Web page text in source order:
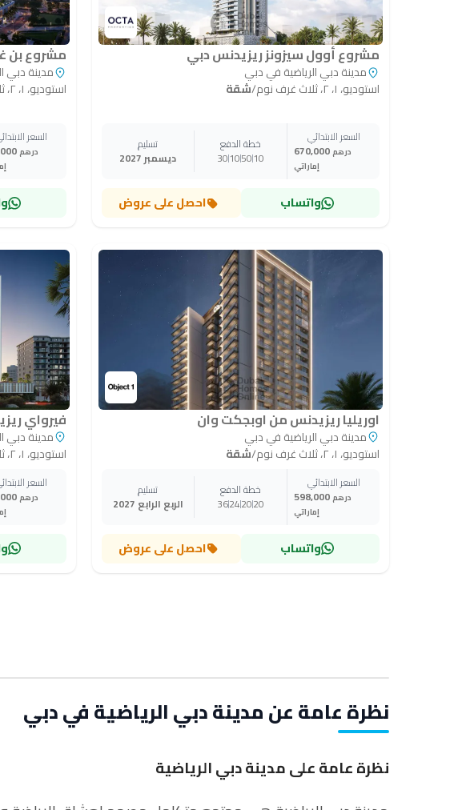
مشروع أوول سيزونز ريزيدنس دبي
مدينة دبي الرياضية في دبي
استوديو، ١، ٢، ثلاث غرف نوم
/شقة
السعر الابتدائي
670,000درهم
إماراتي
خطة الدفع
10
50
10
30
تسليم
ديسمبر 2027
واتساب احصل على عروض
مشروع بن
مدينة دبي
استوديو، ١، ٢، ثلاث غرف نوم
السعر
درهم
اوريليا ريزيدنس من اوبجكت وان
مدينة دبي الرياضية في دبي
استوديو، ١، ٢، ثلاث غرف نوم
/شقة
السعر الابتدائي
598,000درهم
إماراتي
خطة الدفع
20
20
24
36
تسليم
الربع الرابع 2027
واتساب احصل على عروض
فيرواي
مدينة دبي
استوديو، ١، ٢، ثلاث غرف نوم
السعر
درهم
نظرة عامة عن مدينة دبي الرياضية في دبي
نظرة عامة على مدينة دبي الرياضية